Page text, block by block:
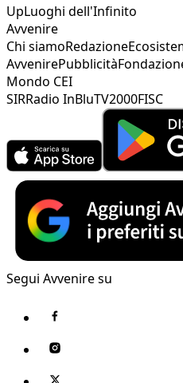
UpLuoghi dell'Infinito
Avvenire
Chi siamoRedazione
AvvenirePubblicità
Mondo CEI
SIRRadio InBluTV2000FISC
Segui Avvenire su